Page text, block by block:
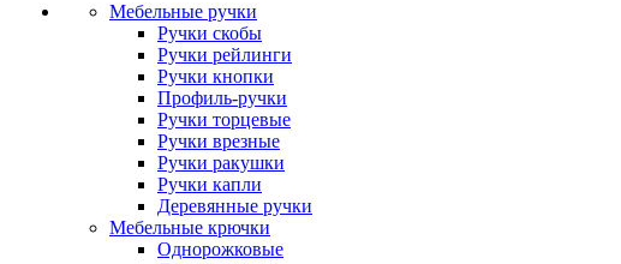
Мебельные ручки
Ручки скобы
Ручки рейлинги
Ручки кнопки
Профиль-ручки
Ручки торцевые
Ручки врезные
Ручки ракушки
Ручки капли
Деревянные ручки
Мебельные крючки
Однорожковые